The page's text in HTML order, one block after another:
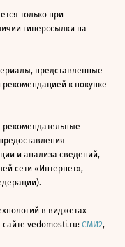
только при
гиперссылки на
представленные
к покупке
и анализа сведений,
сети «Интернет»,
в виджетах
vedomosti.ru: СМИ2,